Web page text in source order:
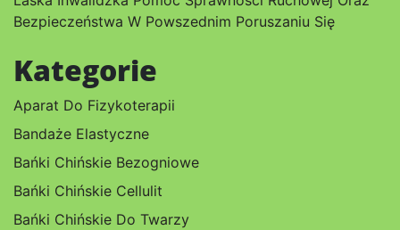
Bezpieczeństwa W Powszednim Poruszaniu Się
Kategorie
Aparat Do Fizykoterapii
Bandaże Elastyczne
Bańki Chińskie Bezogniowe
Bańki Chińskie Cellulit
Bańki Chińskie Do Twarzy